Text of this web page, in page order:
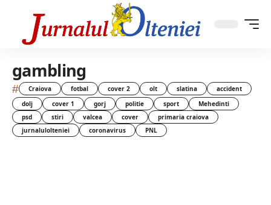
gambling
# Craiova fotbal cover 2 olt slatina
accident
dolj
cover 1 gorj politie sport
Mehedinti
psd
stiri valcea cover
primaria craiova
jurnalulolteniei
coronavirus PNL